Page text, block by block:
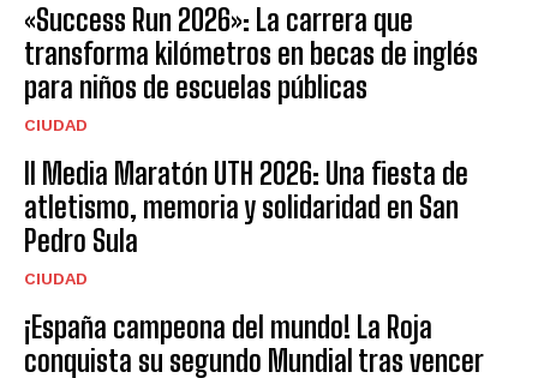
«Success Run 2026»: La carrera que
transforma kilómetros en becas de inglés
para niños de escuelas públicas
CIUDAD
II Media Maratón UTH 2026: Una fiesta de
atletismo, memoria y solidaridad en San
Pedro Sula
CIUDAD
¡España campeona del mundo! La Roja
conquista su segundo Mundial tras vencer